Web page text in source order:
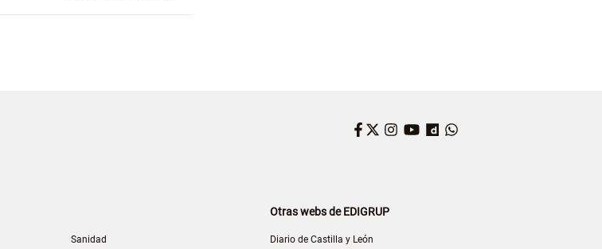
Facebook
Twitter
Instagram
YouTube
Dailymotion
Sanidad
Otras webs de EDIGRUP
Diario de Castilla y León